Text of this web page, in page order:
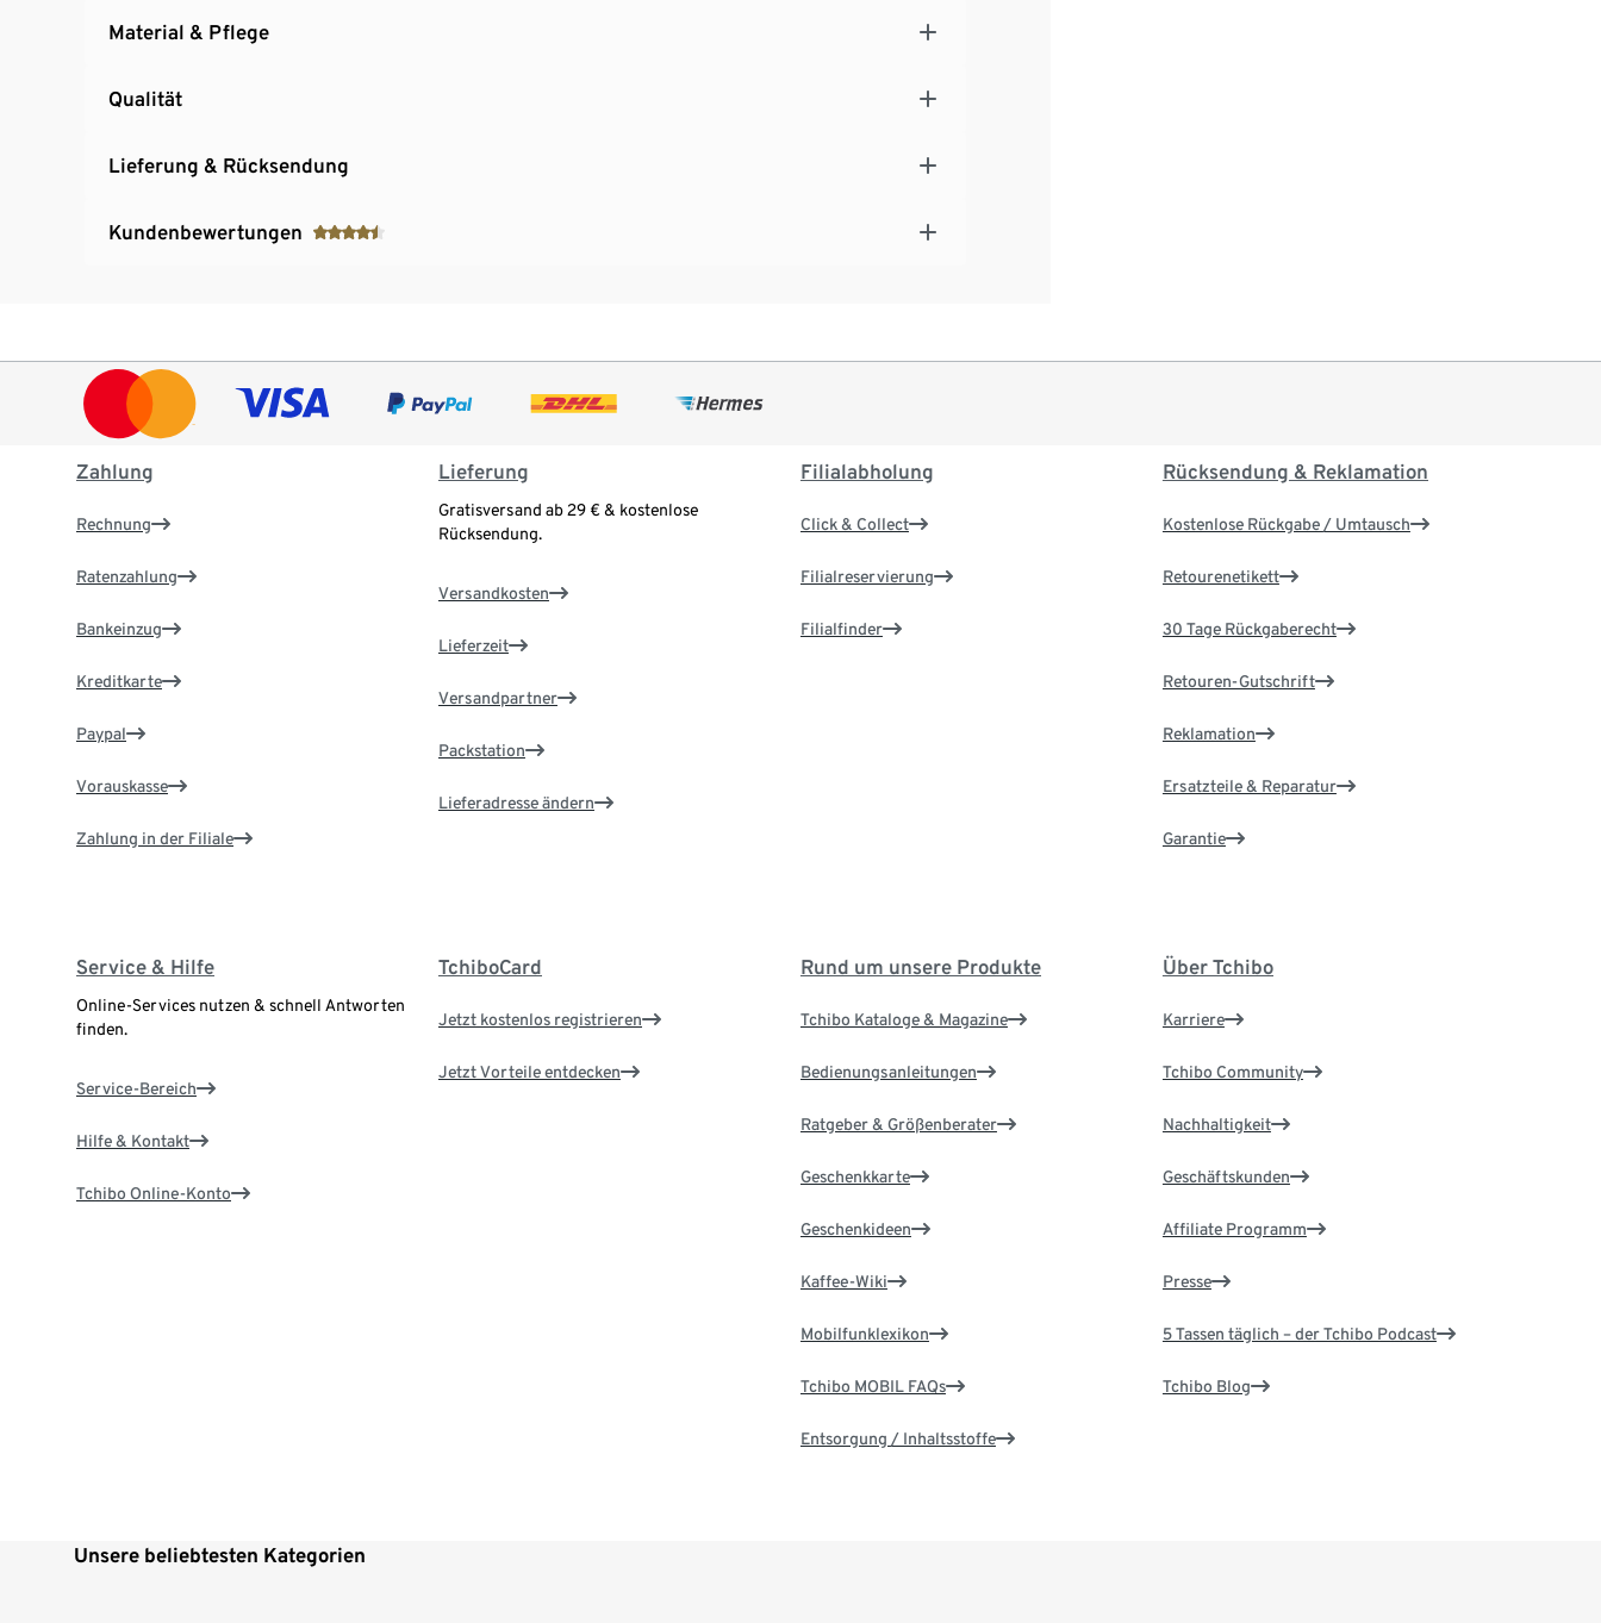
Material & Pflege
Qualität
Lieferung & Rücksendung
Kundenbewertungen
Zahlung
Rechnung
Ratenzahlung
Bankeinzug
Kreditkarte
Paypal
Vorauskasse
Zahlung in der Filiale
Lieferung
Gratisversand ab 29 € & kostenlose
Rücksendung.
Versandkosten
Lieferzeit
Versandpartner
Packstation
Lieferadresse ändern
Filialabholung
Click & Collect
Filialreservierung
Filialfinder
Rücksendung & Reklamation
Kostenlose Rückgabe / Umtausch
Retourenetikett
30 Tage Rückgaberecht
Retouren-Gutschrift
Reklamation
Ersatzteile & Reparatur
Garantie
Service & Hilfe
Online-Services nutzen & schnell Antworten
finden.
Service-Bereich
Hilfe & Kontakt
Tchibo Online-Konto
TchiboCard
Jetzt kostenlos registrieren
Jetzt Vorteile entdecken
Rund um unsere Produkte
Tchibo Kataloge & Magazine
Bedienungsanleitungen
Ratgeber & Größenberater
Geschenkkarte
Geschenkideen
Kaffee-Wiki
Mobilfunklexikon
Tchibo MOBIL FAQs
Entsorgung / Inhaltsstoffe
Über Tchibo
Karriere
Tchibo Community
Nachhaltigkeit
Geschäftskunden
Affiliate Programm
Presse
5 Tassen täglich – der Tchibo Podcast
Tchibo Blog
Unsere beliebtesten Kategorien